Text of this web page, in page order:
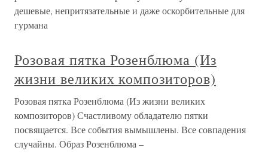
дешевые, непритязательные и даже оскорбительные для
гурмана
Розовая пятка Розенблюма (Из
жизни великих композиторов)
Розовая пятка Розенблюма (Из жизни великих
композиторов) Счастливому обладателю пятки
посвящается. Все события вымышлены. Все совпадения
случайны. Образ Розенблюма –